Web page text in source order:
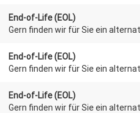
End-of-Life (EOL)
Gern finden wir für Sie ein
End-of-Life (EOL)
Gern finden wir für Sie ein
End-of-Life (EOL)
Gern finden wir für Sie ein